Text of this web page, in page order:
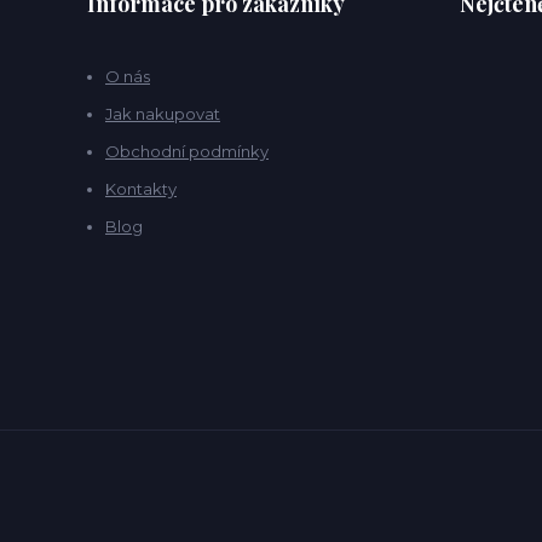
O nás
Jak nakupovat
Obchodní podmínky
Kontakty
Blog